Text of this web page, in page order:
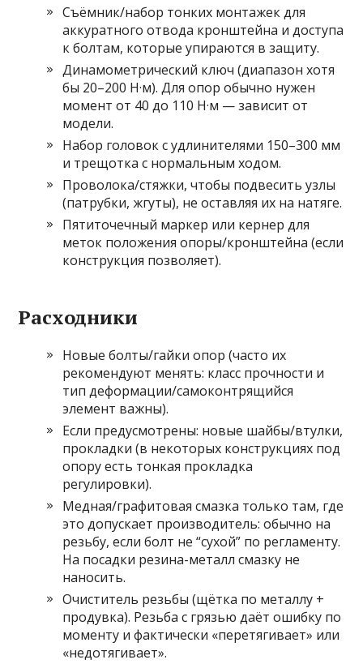
Съёмник/набор тонких монтажек для
аккуратного отвода кронштейна и доступа
к болтам, которые упираются в защиту.
Динамометрический ключ (диапазон хотя
бы 20–200 Н·м). Для опор обычно нужен
момент от 40 до 110 Н·м — зависит от
модели.
Набор головок с удлинителями 150–300 мм
и трещотка с нормальным ходом.
Проволока/стяжки, чтобы подвесить узлы
(патрубки, жгуты), не оставляя их на натяге.
Пятиточечный маркер или кернер для
меток положения опоры/кронштейна (если
конструкция позволяет).
Расходники
Новые болты/гайки опор (часто их
рекомендуют менять: класс прочности и
тип деформации/самоконтрящийся
элемент важны).
Если предусмотрены: новые шайбы/втулки,
прокладки (в некоторых конструкциях под
опору есть тонкая прокладка
регулировки).
Медная/графитовая смазка только там, где
это допускает производитель: обычно на
резьбу, если болт не “сухой” по регламенту.
На посадки резина-металл смазку не
наносить.
Очиститель резьбы (щётка по металлу +
продувка). Резьба с грязью даёт ошибку по
моменту и фактически «перетягивает» или
«недотягивает».